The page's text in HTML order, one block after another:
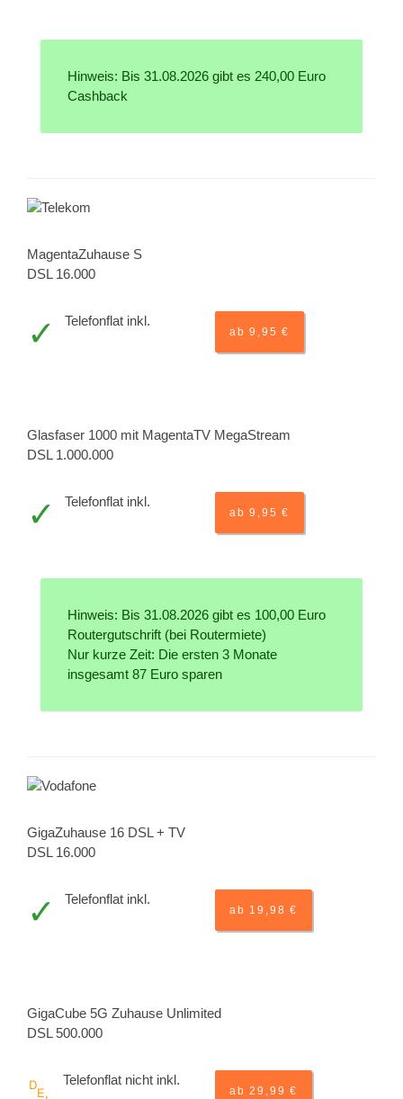
Hinweis: Bis 31.08.2026 gibt es 240,00 Euro
Cashback
MagentaZuhause S
DSL 16.000
Telefonflat inkl.
ab 9,95 €
Glasfaser 1000 mit MagentaTV MegaStream
DSL 1.000.000
Telefonflat inkl.
ab 9,95 €
Hinweis: Bis 31.08.2026 gibt es 100,00 Euro
Routergutschrift (bei Routermiete)
Nur kurze Zeit: Die ersten 3 Monate
insgesamt 87 Euro sparen
GigaZuhause 16 DSL + TV
DSL 16.000
Telefonflat inkl.
ab 19,98 €
GigaCube 5G Zuhause Unlimited
DSL 500.000
Telefonflat nicht inkl.
ab 29,99 €